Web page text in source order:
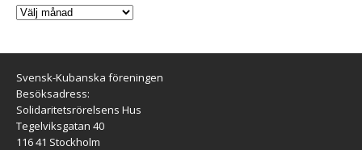
Svensk-Kubanska föreningen
Besöksadress:
Solidaritetsrörelsens Hus
Tegelviksgatan 40
116 41 Stockholm